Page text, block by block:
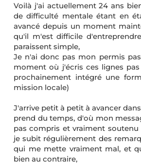
Voilà j'ai actuellement 24 ans
de difficulté mentale étant en
avancé depuis un moment
qu'il m'est difficile
paraissent simple,
Je n'ai donc pas mon permis
moment où j'écris ces lignes
prochainement intégré une
mission locale)
J'arrive petit à petit à avancer
prend du temps, d'où mon
pas compris et vraiment soutenu
je subit régulièrement des
qui me mette vraiment mal, et
bien au contraire,